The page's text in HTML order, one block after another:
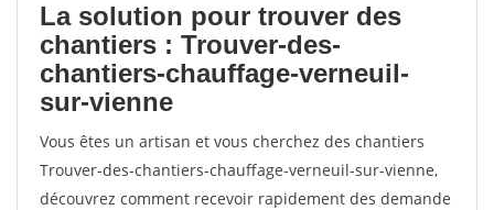
La solution pour trouver des
chantiers : Trouver-des-
chantiers-chauffage-verneuil-
sur-vienne
Vous êtes un artisan et vous cherchez des chantiers
Trouver-des-chantiers-chauffage-verneuil-sur-vienne,
découvrez comment recevoir rapidement des demande